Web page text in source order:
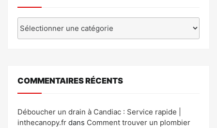
COMMENTAIRES RÉCENTS
Déboucher un drain à Candiac : Service rapide |
inthecanopy.fr dans Comment trouver un plombier